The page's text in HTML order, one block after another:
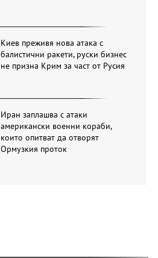
Киев преживя нова атака с
балистични ракети, руски бизнес
не призна Крим за част от Русия
Иран заплашва с атаки
американски военни кораби,
които опитват да отворят
Ормузкия проток